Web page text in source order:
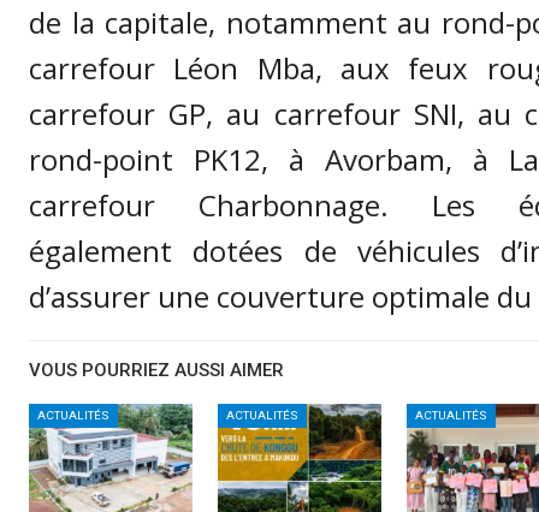
de la capitale, notamment au rond-
carrefour Léon Mba, aux feux
carrefour GP, au carrefour SNI, au
rond-point PK12, à Avorbam, à
carrefour Charbonnage. Les
également dotées de véhicules
d’assurer une couverture optimale
VOUS POURRIEZ AUSSI AIMER
ACTUALITÉS ACTUALITÉS ACTUALITÉS